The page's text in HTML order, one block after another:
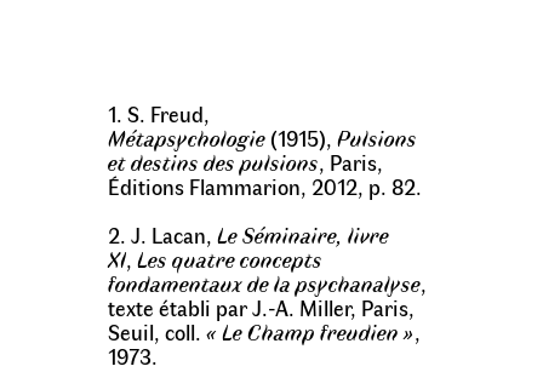
1. S. Freud,
Métapsychologie (1915), Pulsions
et destins des pulsions, Paris,
Éditions Flammarion, 2012, p. 82.
2. J. Lacan, Le Séminaire, livre
XI, Les quatre concepts
fondamentaux de la psychanalyse,
texte établi par J.-A. Miller, Paris,
Seuil, coll. « Le Champ freudien »,
1973.